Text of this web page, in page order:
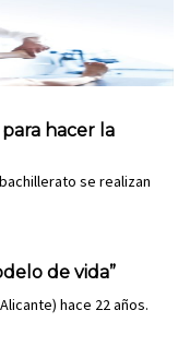
hacer la
se realizan
de vida”
hace 22 años.